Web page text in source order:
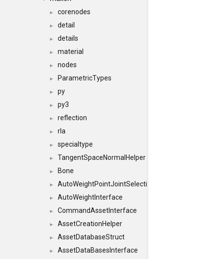
► corenodes
► detail
► details
► material
► nodes
► ParametricTypes
► py
► py3
► reflection
► rla
► specialtype
► TangentSpaceNormalHelper
► Bone
► AutoWeightPointJointSelections
► AutoWeightInterface
► CommandAssetInterface
► AssetCreationHelper
► AssetDatabaseStruct
► AssetDataBasesInterface